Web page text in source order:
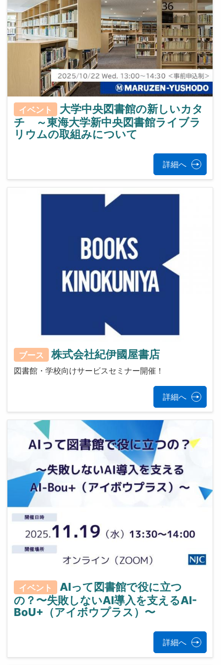
イベント
大学中央図書館の新しいカタ
チ ～東海大学新中央図書館ライブラ
リウムの取組みについて
詳細へ
ブース 株式会社紀伊國屋書店
図書館・学校向けサービスセミナー開催！
詳細へ
イベント
AIって図書館で役に立つ
の？〜失敗しないAI導入を支えるAI-
BoU+（アイボウプラス）〜
詳細へ